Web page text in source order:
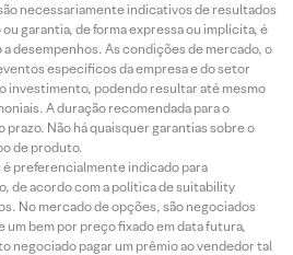
necessariamente indicativos de resultados
garantia, de forma expressa ou implícita, é
desempenhos. As condições de mercado, o
específicos da empresa e do setor
investimento, podendo resultar até mesmo
A duração recomendada para o
Não há quaisquer garantias sobre o
de produto.
preferencialmente indicado para
de acordo com a política de suitability
No mercado de opções, são negociados
um bem por preço fixado em data futura,
negociado pagar um prêmio ao vendedor tal